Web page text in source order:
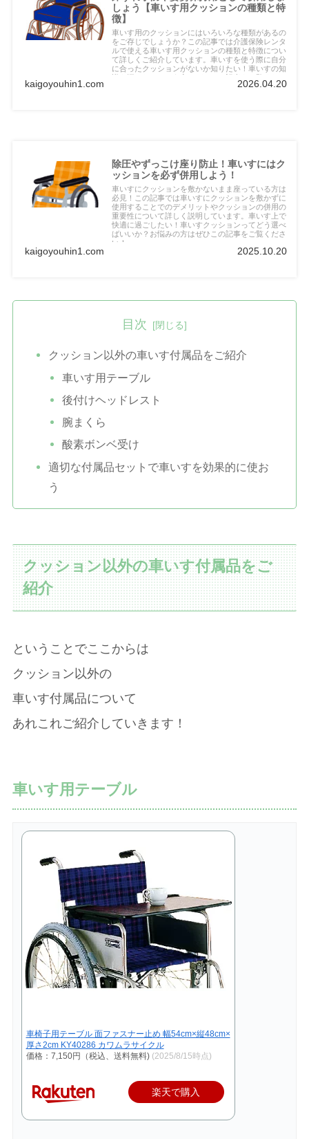
しょう【車いす用クッションの種類と特
徴】
車いす用のクッションにはいろいろな種類があるの
をご存じでしょうか？この記事では介護保険レンタ
ルで使える車いす用クッションの種類と特徴につい
て詳しくご紹介しています。車いすを使う際に自分
に合ったクッションがないか知りたい！車いすの知
kaigoyouhin1.com 2026.04.20
除圧やずっこけ座り防止！車いすにはク
ッションを必ず併用しよう！
車いすにクッションを敷かないまま座っている方は
必見！この記事では車いすにクッションを敷かずに
使用することでのデメリットやクッションの併用の
重要性について詳しく説明しています。車いす上で
快適に過ごしたい！車いすクッションってどう選べ
ばいいか？お悩みの方はぜひこの記事をご覧くださ
い！
kaigoyouhin1.com 2025.10.20
目次
クッション以外の車いす付属品をご紹介
車いす用テーブル
後付けヘッドレスト
腕まくら
酸素ボンベ受け
適切な付属品セットで車いすを効果的に使お
う
クッション以外の車いす付属品をご
紹介
ということでここからは
クッション以外の
車いす付属品について
あれこれご紹介していきます！
車いす用テーブル
車椅子用テーブル 面ファスナー止め 幅54cm×縦48cm×
厚さ2cm KY40286 カワムラサイクル
価格：7,150円（税込、送料無料) (2025/8/15時点)
楽天で購入